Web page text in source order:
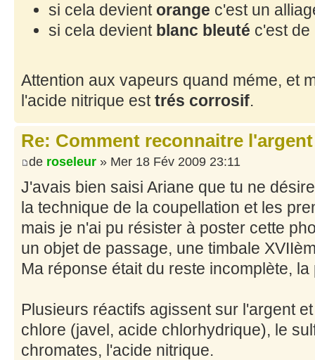
si cela devient orange c'est un
si cela devient blanc bleuté c'est de
Attention aux vapeurs quand méme, et
l'acide nitrique esttrés corrosif.
Re: Comment reconnaitre
de roseleur » Mer 18 Fév 2009 23:11
J'avais bien saisi Ariane que tu ne
la technique de la coupellation et les
mais je n'ai pu résister à poster cette
un objet de passage, une timbale
Ma réponse était du reste incomplète, la
Plusieurs réactifs agissent sur l'argent
chlore (javel, acide chlorhydrique), le
chromates, l'acide nitrique.